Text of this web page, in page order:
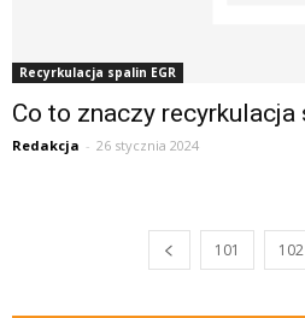
Recyrkulacja spalin EGR
Co to znaczy recyrkulacja
Redakcja - 26 stycznia 2024
101 102